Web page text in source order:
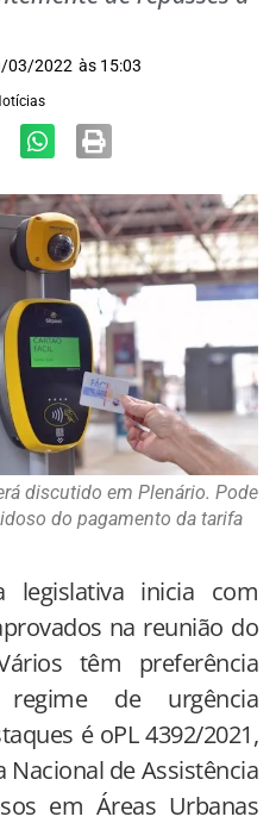
03/2022 às 15:03
discutido em Plenário. Pode
do pagamento da tarifa
legislativa inicia com
na reunião do
têm preferência
de urgência
é oPL 4392/2021,
de Assistência
em Áreas Urbanas